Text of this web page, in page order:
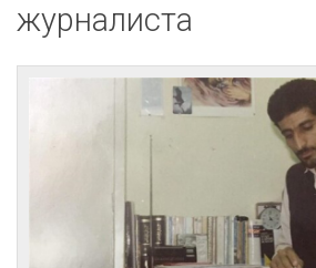
журналиста